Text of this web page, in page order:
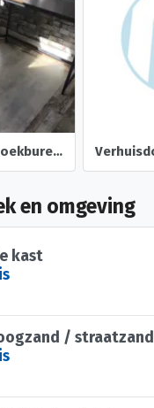
ACAZA bureau-hoekbureau
en omgeving
kast
/ straatzand